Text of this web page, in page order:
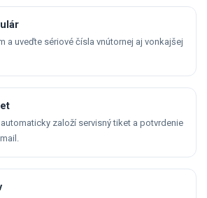
a uveďte sériové čísla vnútornej aj vonkajšej
založí servisný tiket a potvrdenie